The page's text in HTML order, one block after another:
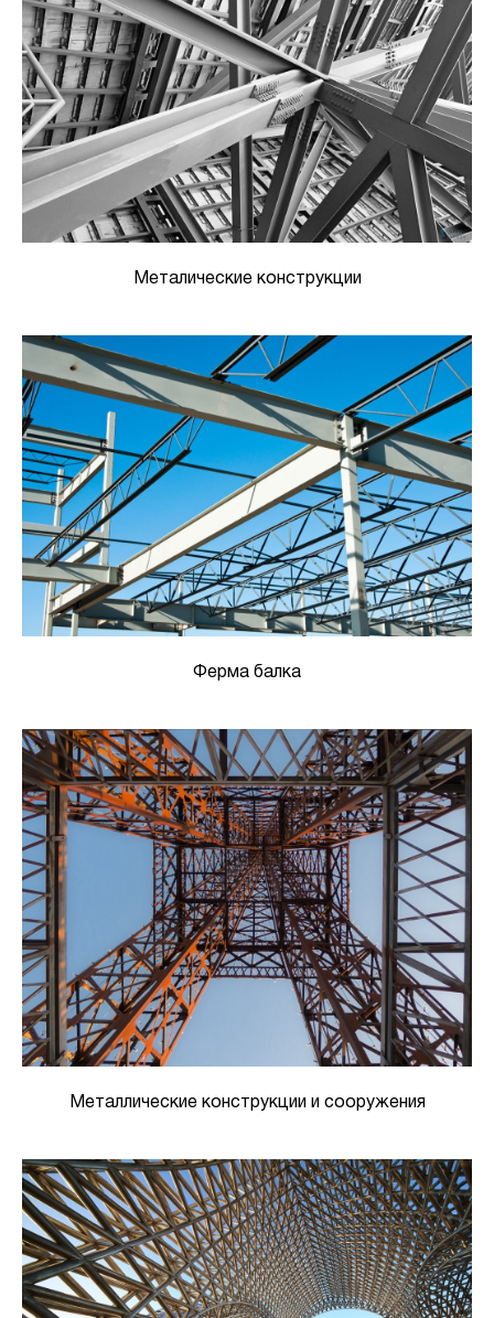
Металические конструкции
Ферма балка
Металлические конструкции и сооружения